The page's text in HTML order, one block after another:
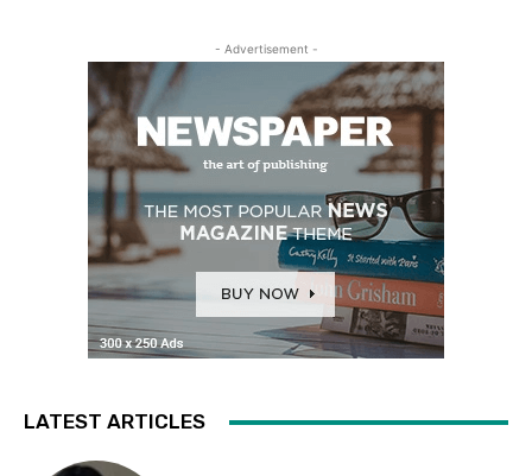
- Advertisement -
LATEST ARTICLES